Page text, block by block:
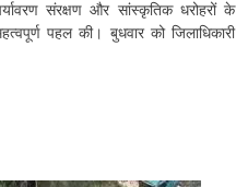
संरक्षण और सांस्कृतिक धरोहरों के
पहल की। बुधवार को जिलाधिकारी